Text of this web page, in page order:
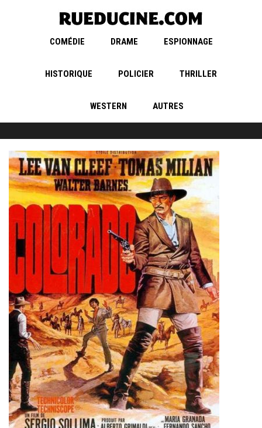
COMÉDIE DRAME ESPIONNAGE
HISTORIQUE POLICIER THRILLER
WESTERN AUTRES